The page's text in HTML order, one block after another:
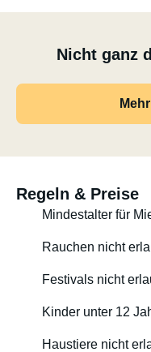
Nicht ganz
Regeln & Preise
Mindestalter für
Rauchen nicht
Festivals nicht
Kinder unter 12
Haustiere nicht